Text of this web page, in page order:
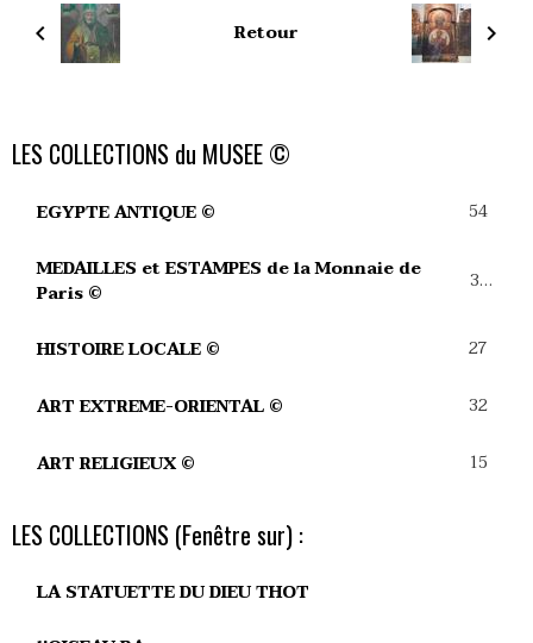
Retour
LES COLLECTIONS du MUSEE ©
EGYPTE ANTIQUE © 54
MEDAILLES et ESTAMPES de la Monnaie de
Paris ©
39
HISTOIRE LOCALE © 27
ART EXTREME-ORIENTAL © 32
ART RELIGIEUX © 15
LES COLLECTIONS (Fenêtre sur) :
LA STATUETTE DU DIEU THOT